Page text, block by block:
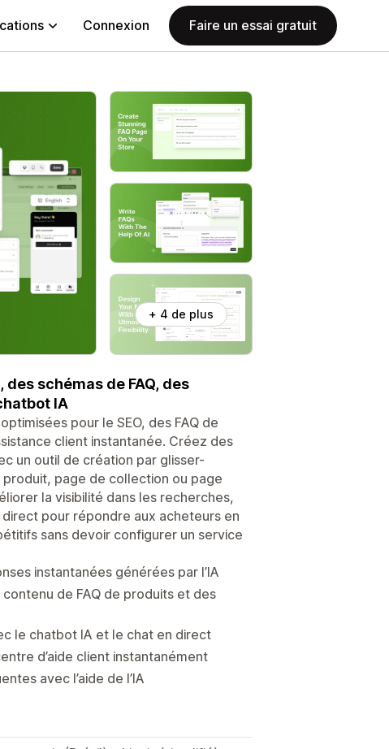
Connexion Faire un essai gratuit
+ 4 de plus
des schémas de FAQ, des
IA
pour le SEO, des FAQ de
client instantanée. Créez des
un outil de création par glisser-
page de collection ou page
la visibilité dans les recherches,
pour répondre aux acheteurs en
sans devoir configurer un service
instantanées générées par l’IA
de FAQ de produits et des
le chatbot IA et le chat en direct
d’aide client instantanément
avec l’aide de l’IA